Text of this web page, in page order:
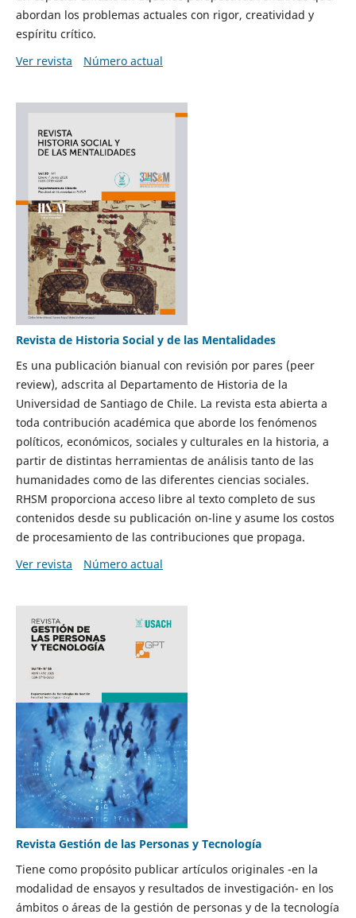
abordan los problemas actuales con rigor, creatividad y
espíritu crítico.
Ver revista
Número actual
Revista de Historia Social y de las Mentalidades
Es una publicación bianual con revisión por pares (peer
review), adscrita al Departamento de Historia de la
Universidad de Santiago de Chile. La revista esta abierta a
toda contribución académica que aborde los fenómenos
políticos, económicos, sociales y culturales en la historia, a
partir de distintas herramientas de análisis tanto de las
humanidades como de las diferentes ciencias sociales.
RHSM proporciona acceso libre al texto completo de sus
contenidos desde su publicación on-line y asume los costos
de procesamiento de las contribuciones que propaga.
Ver revista
Número actual
Revista Gestión de las Personas y Tecnología
Tiene como propósito publicar artículos originales -en la
modalidad de ensayos y resultados de investigación- en los
ámbitos o áreas de la gestión de personas y de la tecnología